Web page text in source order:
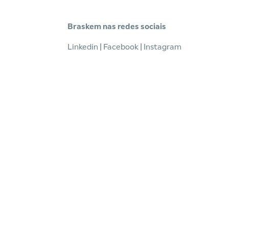
Braskem nas redes sociais
Linkedin Facebook Instagram